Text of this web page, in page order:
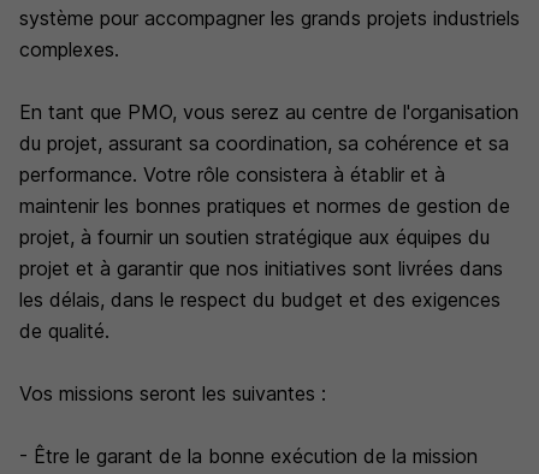
système pour accompagner les grands projets industriels
complexes.
En tant que PMO, vous serez au centre de l'organisation
du projet, assurant sa coordination, sa cohérence et sa
performance. Votre rôle consistera à établir et à
maintenir les bonnes pratiques et normes de gestion de
projet, à fournir un soutien stratégique aux équipes du
projet et à garantir que nos initiatives sont livrées dans
les délais, dans le respect du budget et des exigences
de qualité.
Vos missions seront les suivantes :
- Être le garant de la bonne exécution de la mission